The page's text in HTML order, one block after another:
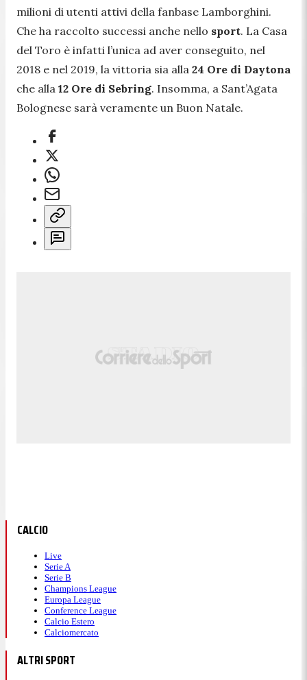
milioni di utenti attivi della fanbase Lamborghini.
Che ha raccolto successi anche nello sport. La Casa
del Toro è infatti l’unica ad aver conseguito, nel
2018 e nel 2019, la vittoria sia alla 24 Ore di Daytona
che alla 12 Ore di Sebring. Insomma, a Sant’Agata
Bolognese sarà veramente un Buon Natale.
CALCIO
Live
Serie A
Serie B
Champions League
Europa League
Conference League
Calcio Estero
Calciomercato
ALTRI SPORT